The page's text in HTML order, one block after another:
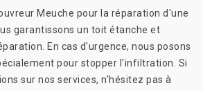
Meuche pour la réparation d'une
garantissons un toit étanche et
En cas d'urgence, nous posons
pour stopper l'infiltration. Si
sur nos services, n'hésitez pas à